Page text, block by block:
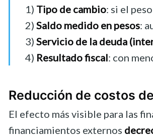
1) Tipo de cambio: si el
2) Saldo medido en pesos:
3) Servicio de la deuda
4) Resultado fiscal: con
Reducción de costos
El efecto más visible para las
financiamientos externos